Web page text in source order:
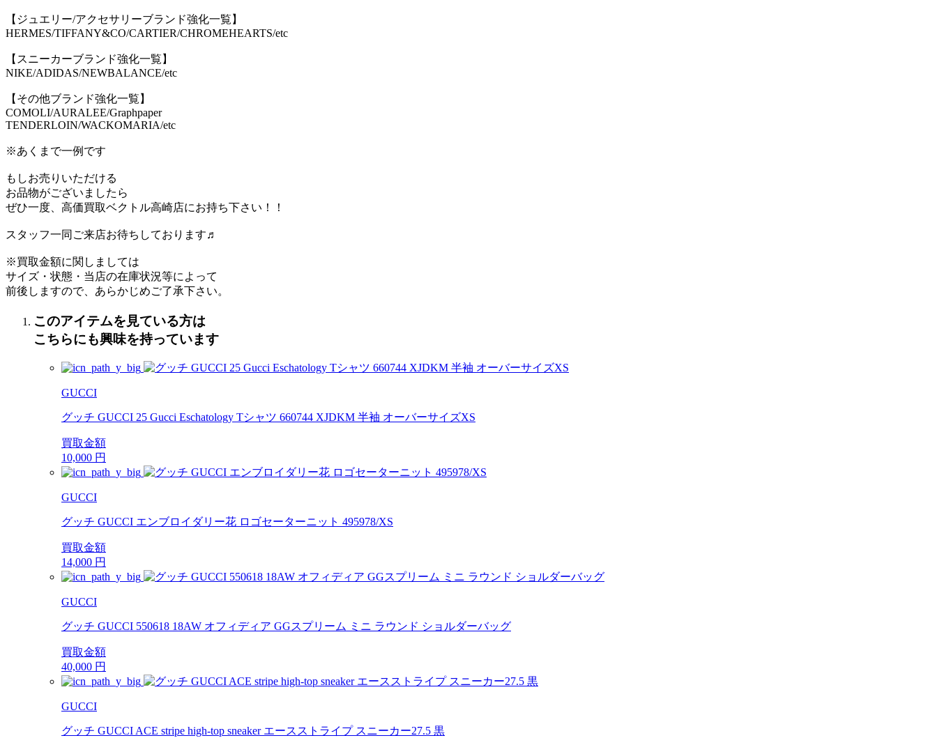
【ジュエリー/アクセサリーブランド強化一覧】
HERMES/TIFFANY&CO/CARTIER/CHROMEHEARTS/etc
【スニーカーブランド強化一覧】
NIKE/ADIDAS/NEWBALANCE/etc
【その他ブランド強化一覧】
COMOLI/AURALEE/Graphpaper
TENDERLOIN/WACKOMARIA/etc
※あくまで一例です
もしお売りいただける
お品物がございましたら
ぜひ一度、高価買取ベクトル高崎店にお持ち下さい！！
スタッフ一同ご来店お待ちしております♬
※買取金額に関しましては
サイズ・状態・当店の在庫状況等によって
前後しますので、あらかじめご了承下さい。
このアイテムを見ている方は
こちらにも興味を持っています
GUCCI
グッチ GUCCI 25 Gucci Eschatology Tシャツ 660744 XJDKM 半袖 オーバーサイズXS
買取金額
10,000 円
GUCCI
グッチ GUCCI エンブロイダリー花 ロゴセーターニット 495978/XS
買取金額
14,000 円
GUCCI
グッチ GUCCI 550618 18AW オフィディア GGスプリーム ミニ ラウンド ショルダーバッグ
買取金額
40,000 円
GUCCI
グッチ GUCCI ACE stripe high-top sneaker エースストライプ スニーカー27.5 黒